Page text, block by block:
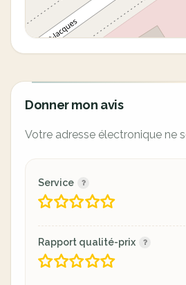
Donner mon avis
Votre adresse électronique ne
Service
Rapport qualité-prix